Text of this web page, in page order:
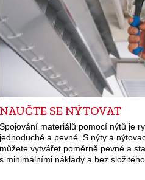
NAUČTE SE NÝTOVAT
Spojování materiálů pomocí nýtů je
jednoduché a pevné. S nýty a
můžete vytvářet poměrně pevné a
s minimálními náklady a bez